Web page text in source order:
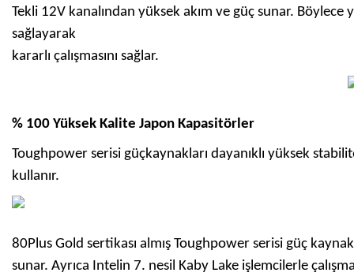
Tekli 12V kanalından yüksek akım ve güç sunar.
sağlayarak
kararlı çalışmasını sağlar.
% 100 Yüksek Kalite Japon Kapasitörler
Toughpower serisi güçkaynakları dayanıklı yüksek
kullanır.
80Plus Gold sertikası almış Toughpower serisi güç
sunar. Ayrıca Intelin 7. nesil Kaby Lake işlemcilerle